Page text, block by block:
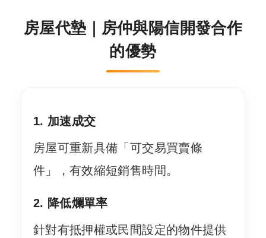
房屋代墊｜房仲與陽信開發合作
的優勢
1. 加速成交
房屋可重新具備「可交易買賣條
件」，有效縮短銷售時間。
2. 降低爛單率
針對有抵押權或民間設定的物件提供